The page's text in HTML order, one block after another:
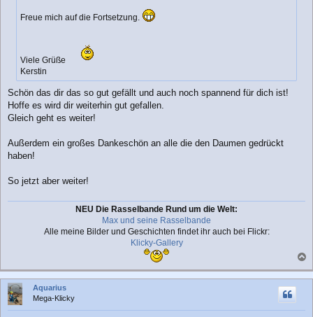
Freue mich auf die Fortsetzung.
Viele Grüße
Kerstin
Schön das dir das so gut gefällt und auch noch spannend für dich ist!
Hoffe es wird dir weiterhin gut gefallen.
Gleich geht es weiter!
Außerdem ein großes Dankeschön an alle die den Daumen gedrückt
haben!
So jetzt aber weiter!
NEU Die Rasselbande Rund um die Welt:
Max und seine Rasselbande
Alle meine Bilder und Geschichten findet ihr auch bei Flickr:
Klicky-Gallery
a
c
Aquarius
Mega-Klicky